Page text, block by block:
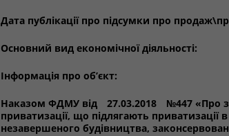
Дата публікації про підсумки про
Основний вид економічної діяльності:
Інформація про об’єкт:
Наказом ФДМУ від 27.03.2018
№447 «Про
приватизації, що підлягають приватизації
незавершеного будівництва,